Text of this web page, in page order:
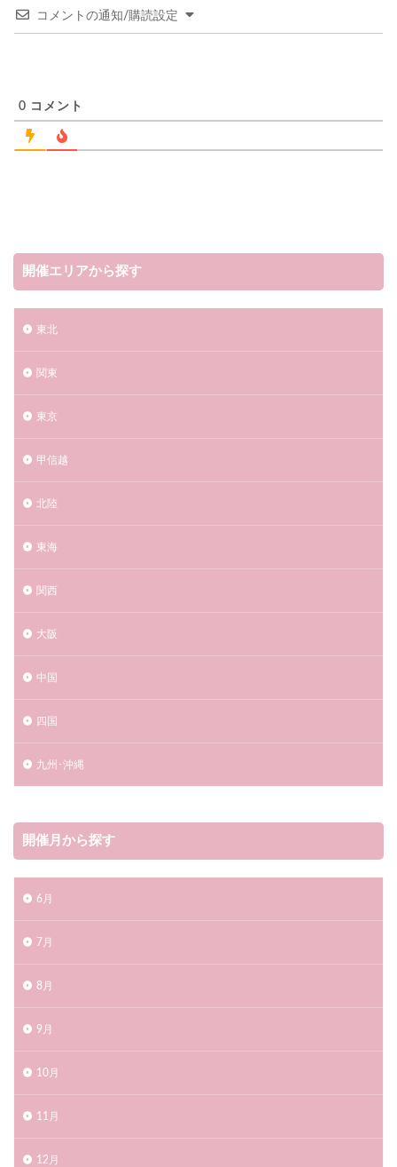
コメントの通知/購読設定
0 コメント
開催エリアから探す
東北
関東
東京
甲信越
北陸
東海
関西
大阪
中国
四国
九州･沖縄
開催月から探す
6月
7月
8月
9月
10月
11月
12月